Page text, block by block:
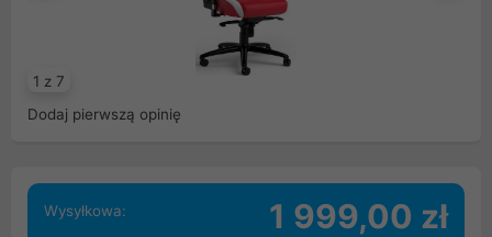
1 z 7
Dodaj pierwszą opinię
Wysyłkowa: 1 999,00 zł